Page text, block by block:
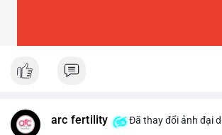
arc fertility Đã thay đổi ảnh đại